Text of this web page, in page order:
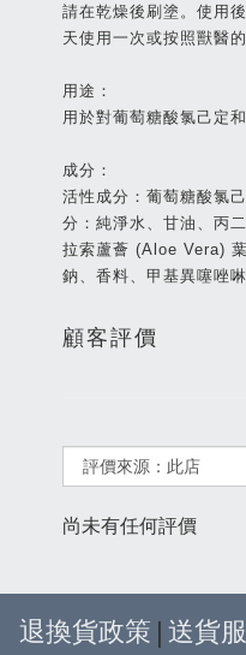
請在乾燥後刷塗。使用
天使用一次或按照獸醫的
用途：
用於對葡萄糖酸氯己定
成分：
活性成分：葡萄糖酸氯
分：純淨水、甘油、丙
拉索蘆薈 (Aloe Vera)
鈉、香料、甲基異噻唑啉
顧客評價
尚未有任何評價
退換貨政策 | 送貨